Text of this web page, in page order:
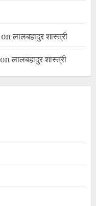
onलालबहादुर शास्त्री
onलालबहादुर शास्त्री